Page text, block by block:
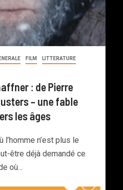
FILM
LITTERATURE
: de Pierre
– une fable
les âges
l’homme n’est plus le
être déjà demandé ce
où...